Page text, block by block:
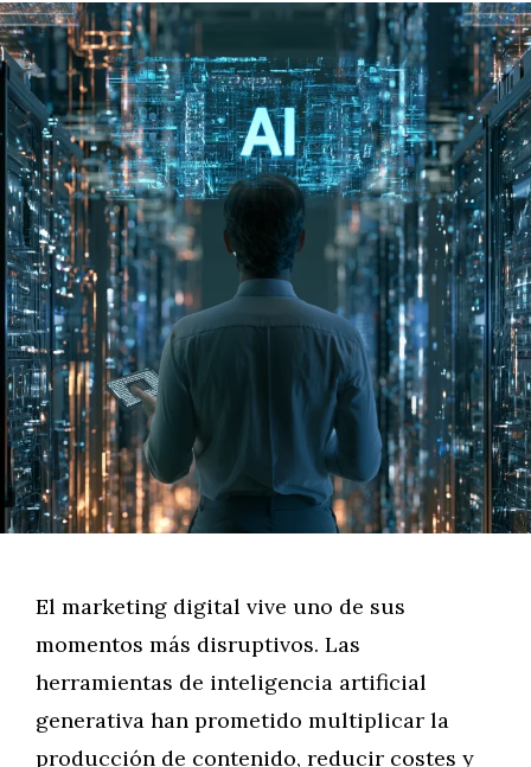
El marketing digital vive uno de sus
momentos más disruptivos. Las
herramientas de inteligencia artificial
generativa han prometido multiplicar la
producción de contenido, reducir costes y